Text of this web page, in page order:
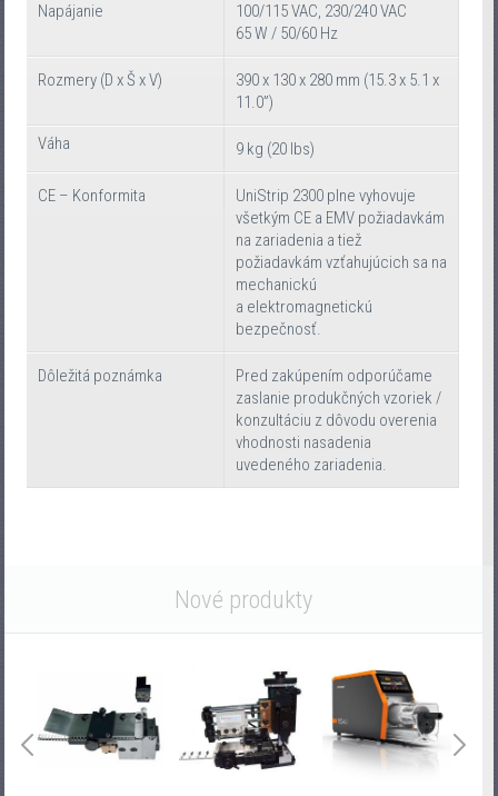
Napájanie
100/115 VAC, 230/240 VAC
65 W / 50/60 Hz
Rozmery (D x Š x V)
390 x 130 x 280 mm (15.3 x 5.1 x
11.0”)
Váha 9 kg (20 lbs)
CE – Konformita
UniStrip 2300 plne vyhovuje
všetkým CE a EMV požiadavkám
na zariadenia a tiež
požiadavkám vzťahujúcich sa na
mechanickú
a elektromagnetickú
bezpečnosť.
Dôležitá poznámka
Pred zakúpením odporúčame
zaslanie produkčných vzoriek /
konzultáciu z dôvodu overenia
vhodnosti nasadenia
uvedeného zariadenia.
Nové produkty